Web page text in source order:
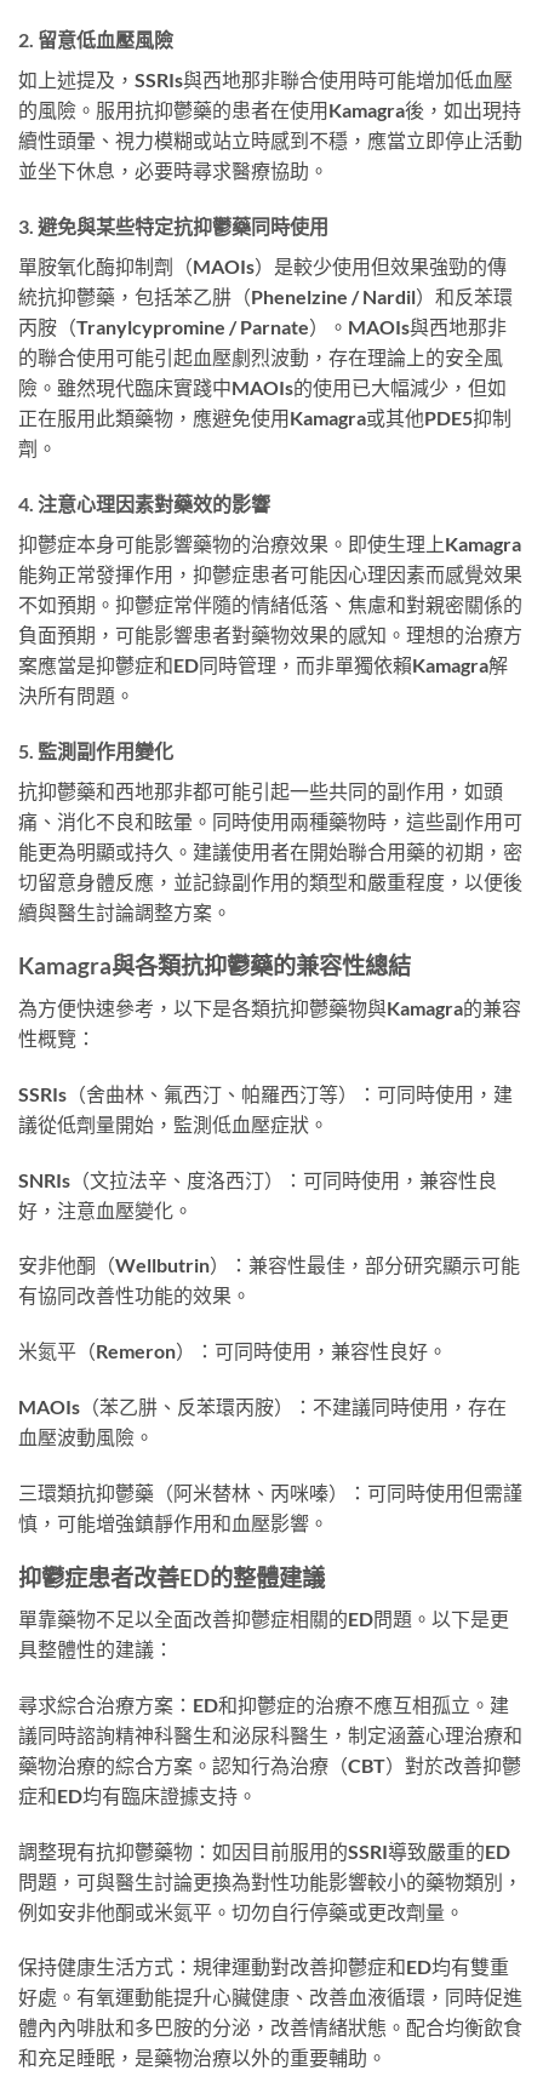
2. 留意低血壓風險
如上述提及，SSRIs與西地那非聯合使用時可能增加低血壓
的風險。服用抗抑鬱藥的患者在使用Kamagra後，如出現持
續性頭暈、視力模糊或站立時感到不穩，應當立即停止活動
並坐下休息，必要時尋求醫療協助。
3. 避免與某些特定抗抑鬱藥同時使用
單胺氧化酶抑制劑（MAOIs）是較少使用但效果強勁的傳
統抗抑鬱藥，包括苯乙肼（Phenelzine / Nardil）和反苯環
丙胺（Tranylcypromine / Parnate）。MAOIs與西地那非
的聯合使用可能引起血壓劇烈波動，存在理論上的安全風
險。雖然現代臨床實踐中MAOIs的使用已大幅減少，但如
正在服用此類藥物，應避免使用Kamagra或其他PDE5抑制
劑。
4. 注意心理因素對藥效的影響
抑鬱症本身可能影響藥物的治療效果。即使生理上Kamagra
能夠正常發揮作用，抑鬱症患者可能因心理因素而感覺效果
不如預期。抑鬱症常伴隨的情緒低落、焦慮和對親密關係的
負面預期，可能影響患者對藥物效果的感知。理想的治療方
案應當是抑鬱症和ED同時管理，而非單獨依賴Kamagra解
決所有問題。
5. 監測副作用變化
抗抑鬱藥和西地那非都可能引起一些共同的副作用，如頭
痛、消化不良和眩暈。同時使用兩種藥物時，這些副作用可
能更為明顯或持久。建議使用者在開始聯合用藥的初期，密
切留意身體反應，並記錄副作用的類型和嚴重程度，以便後
續與醫生討論調整方案。
Kamagra與各類抗抑鬱藥的兼容性總結
為方便快速參考，以下是各類抗抑鬱藥物與Kamagra的兼容
性概覽：
SSRIs（舍曲林、氟西汀、帕羅西汀等）：可同時使用，建
議從低劑量開始，監測低血壓症狀。
SNRIs（文拉法辛、度洛西汀）：可同時使用，兼容性良
好，注意血壓變化。
安非他酮（Wellbutrin）：兼容性最佳，部分研究顯示可能
有協同改善性功能的效果。
米氮平（Remeron）：可同時使用，兼容性良好。
MAOIs（苯乙肼、反苯環丙胺）：不建議同時使用，存在
血壓波動風險。
三環類抗抑鬱藥（阿米替林、丙咪嗪）：可同時使用但需謹
慎，可能增強鎮靜作用和血壓影響。
抑鬱症患者改善ED的整體建議
單靠藥物不足以全面改善抑鬱症相關的ED問題。以下是更
具整體性的建議：
尋求綜合治療方案：ED和抑鬱症的治療不應互相孤立。建
議同時諮詢精神科醫生和泌尿科醫生，制定涵蓋心理治療和
藥物治療的綜合方案。認知行為治療（CBT）對於改善抑鬱
症和ED均有臨床證據支持。
調整現有抗抑鬱藥物：如因目前服用的SSRI導致嚴重的ED
問題，可與醫生討論更換為對性功能影響較小的藥物類別，
例如安非他酮或米氮平。切勿自行停藥或更改劑量。
保持健康生活方式：規律運動對改善抑鬱症和ED均有雙重
好處。有氧運動能提升心臟健康、改善血液循環，同時促進
體內內啡肽和多巴胺的分泌，改善情緒狀態。配合均衡飲食
和充足睡眠，是藥物治療以外的重要輔助。